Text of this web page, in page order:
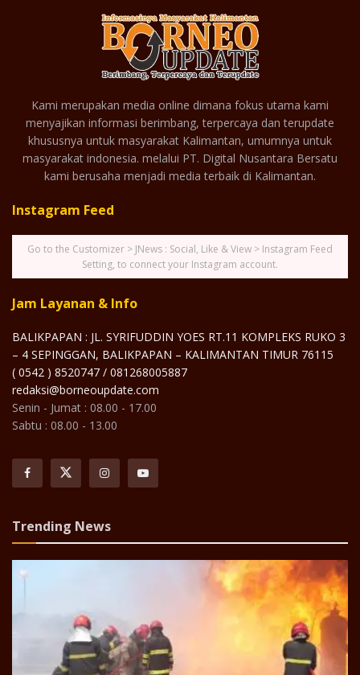
Kami merupakan media online dimana fokus utama kami
menyajikan informasi berimbang, terpercaya dan terupdate
khususnya untuk masyarakat Kalimantan, umumnya untuk
masyarakat indonesia. melalui PT. Digital Nusantara Bersatu
kami berusaha menjadi media terbaik di Kalimantan.
Instagram Feed
Go to the Customizer > JNews : Social, Like & View > Instagram Feed
Setting, to connect your Instagram account.
Jam Layanan & Info
BALIKPAPAN : JL. SYRIFUDDIN YOES RT.11 KOMPLEKS RUKO 3
– 4 SEPINGGAN, BALIKPAPAN – KALIMANTAN TIMUR 76115
( 0542 ) 8520747 / 081268005887
redaksi@borneoupdate.com
Senin - Jumat : 08.00 - 17.00
Sabtu : 08.00 - 13.00
Trending News